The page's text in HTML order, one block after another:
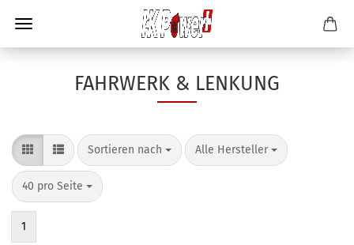
FAHRWERK & LENKUNG
Sortieren nach Alle Hersteller
40 pro Seite
1